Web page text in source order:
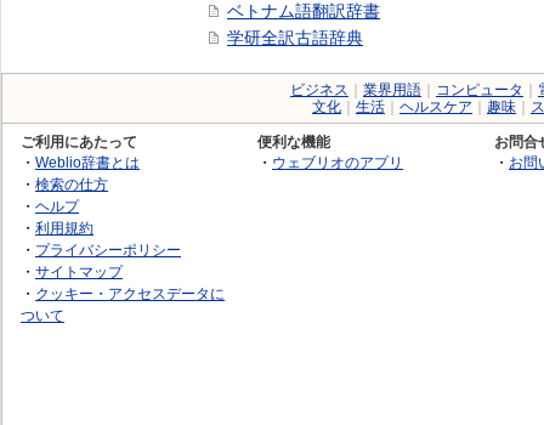
ベトナム語翻訳辞書
学研全訳古語辞典
ビジネス 業界用語 コンピュータ
文化
生活 ヘルスケア 趣味
ご利用にあたって
・ Weblio辞書とは
・ 検索の仕方
・ ヘルプ
・ 利用規約
・ プライバシーポリシー
・ サイトマップ
・ クッキー・アクセスデータに
ついて
便利な機能
・ ウェブリオのアプリ
お問合
・ お問